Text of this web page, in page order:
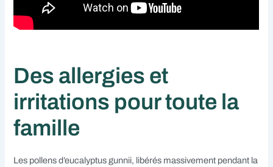
Des allergies et
irritations pour toute la
famille
Les pollens d’eucalyptus gunnii, libérés massivement pendant la